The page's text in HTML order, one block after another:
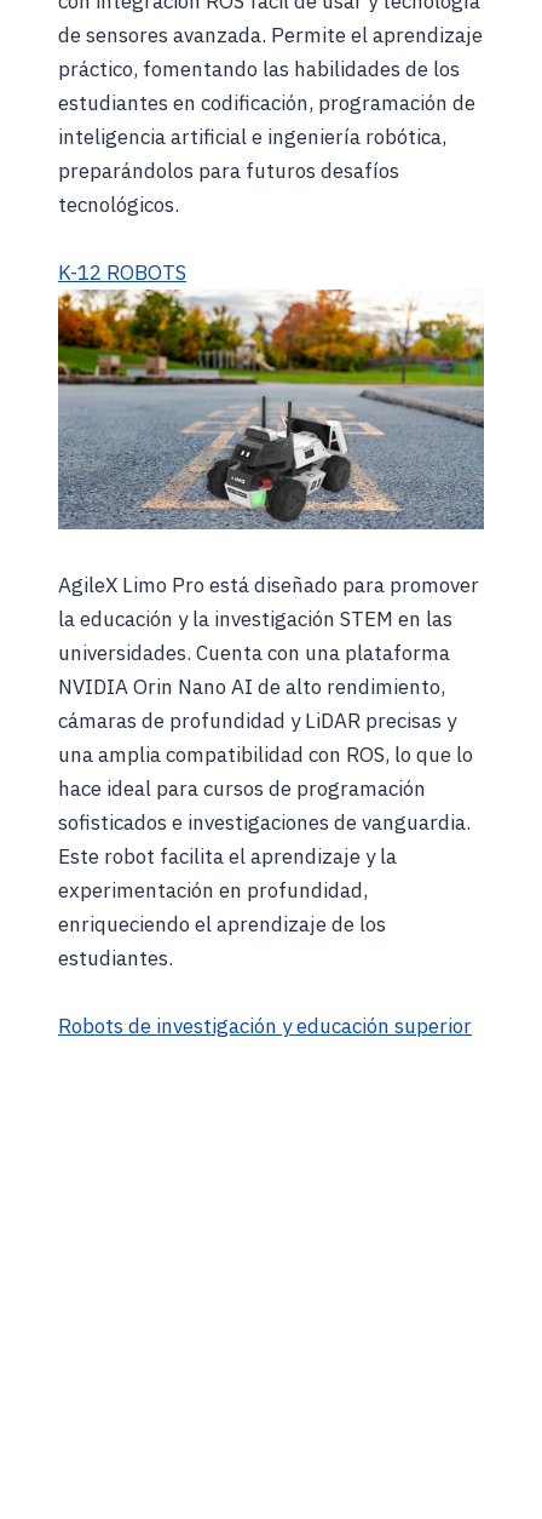
de sensores avanzada. Permite el aprendizaje
práctico, fomentando las habilidades de los
estudiantes en codificación, programación de
inteligencia artificial e ingeniería robótica,
preparándolos para futuros desafíos
tecnológicos.
K-12 ROBOTS
AgileX Limo Pro está diseñado para promover
la educación y la investigación STEM en las
universidades. Cuenta con una plataforma
NVIDIA Orin Nano AI de alto rendimiento,
cámaras de profundidad y LiDAR precisas y
una amplia compatibilidad con ROS, lo que lo
hace ideal para cursos de programación
sofisticados e investigaciones de vanguardia.
Este robot facilita el aprendizaje y la
experimentación en profundidad,
enriqueciendo el aprendizaje de los
estudiantes.
Robots de investigación y educación superior